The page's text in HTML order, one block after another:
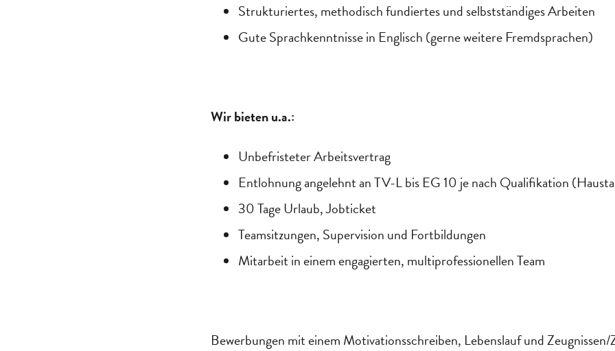
Strukturiertes, methodisch fundiertes und selbstständiges Arbeiten
Gute Sprachkenntnisse in Englisch (gerne weitere Fremdsprachen)
Wir bieten u.a.:
Unbefristeter Arbeitsvertrag
Entlohnung angelehnt an TV-L bis EG 10 je nach Qualifikation
30 Tage Urlaub, Jobticket
Teamsitzungen, Supervision und Fortbildungen
Mitarbeit in einem engagierten, multiprofessionellen Team
Bewerbungen mit einem Motivationsschreiben, Lebenslauf und